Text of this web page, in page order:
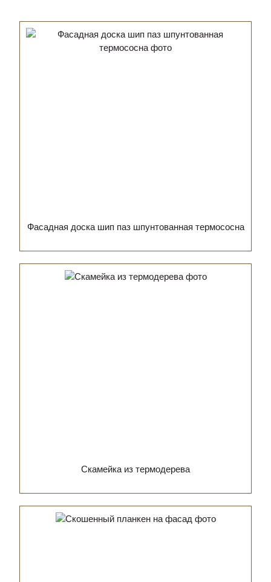
Фасадная доска шип паз шпунтованная термососна
Скамейка из термодерева